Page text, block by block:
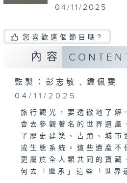
04/11/2025
您喜歡這個節目嗎?
內容
監製：彭志敏﹑鍾佩雯
04/11/2025
旅行觀光，要透徹地了解
會去參觀著名的世界遺產
了歷史建築、古蹟、城市
或生態系統。這些遺產不
更屬於全人類共同的寶藏
何去「繼承」這些「世界